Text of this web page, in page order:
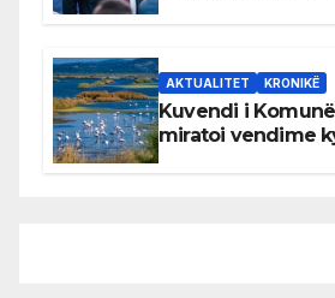
AKTUALITET KRONIKË
Kuvendi i
miratoi vendime